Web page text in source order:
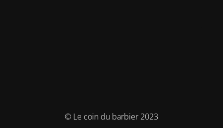
© Le coin du barbier 2023